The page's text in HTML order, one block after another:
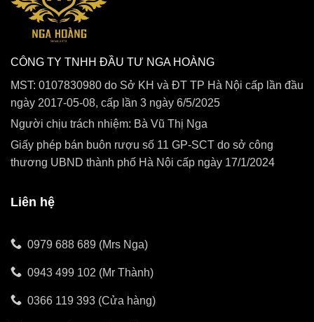
CÔNG TY TNHH ĐẦU TƯ NGA HOÀNG
MST: 0107830980 do Sở KH và ĐT TP Hà Nội cấp lần đầu
ngày 2017-05-08, cấp lần 3 ngày 6/5/2025
Người chịu trách nhiệm: Bà Vũ Thị Nga
Giấy phép bán buôn rượu số 11 GP-SCT do sở công
thương UBND thành phố Hà Nội cấp ngày 17/1/2024
Liên hệ
0979 688 689 (Mrs Nga)
0943 499 102 (Mr Thành)
0366 119 393 (Cửa hàng)